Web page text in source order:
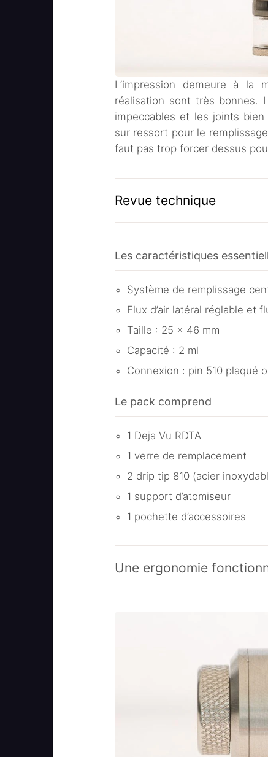
L’impression demeure à
réalisation sont très bonnes.
impeccables et les joints
sur ressort pour le
faut pas trop forcer dessus
Revue technique
Les caractéristiques
Système de remplissage
Flux d’air latéral réglable et
Taille : 25 x 46 mm
Capacité : 2 ml
Connexion : pin 510 plaqué
Le pack comprend
1 Deja Vu RDTA
1 verre de remplacement
2 drip tip 810 (acier
1 support d’atomiseur
1 pochette d’accessoires
Une ergonomie